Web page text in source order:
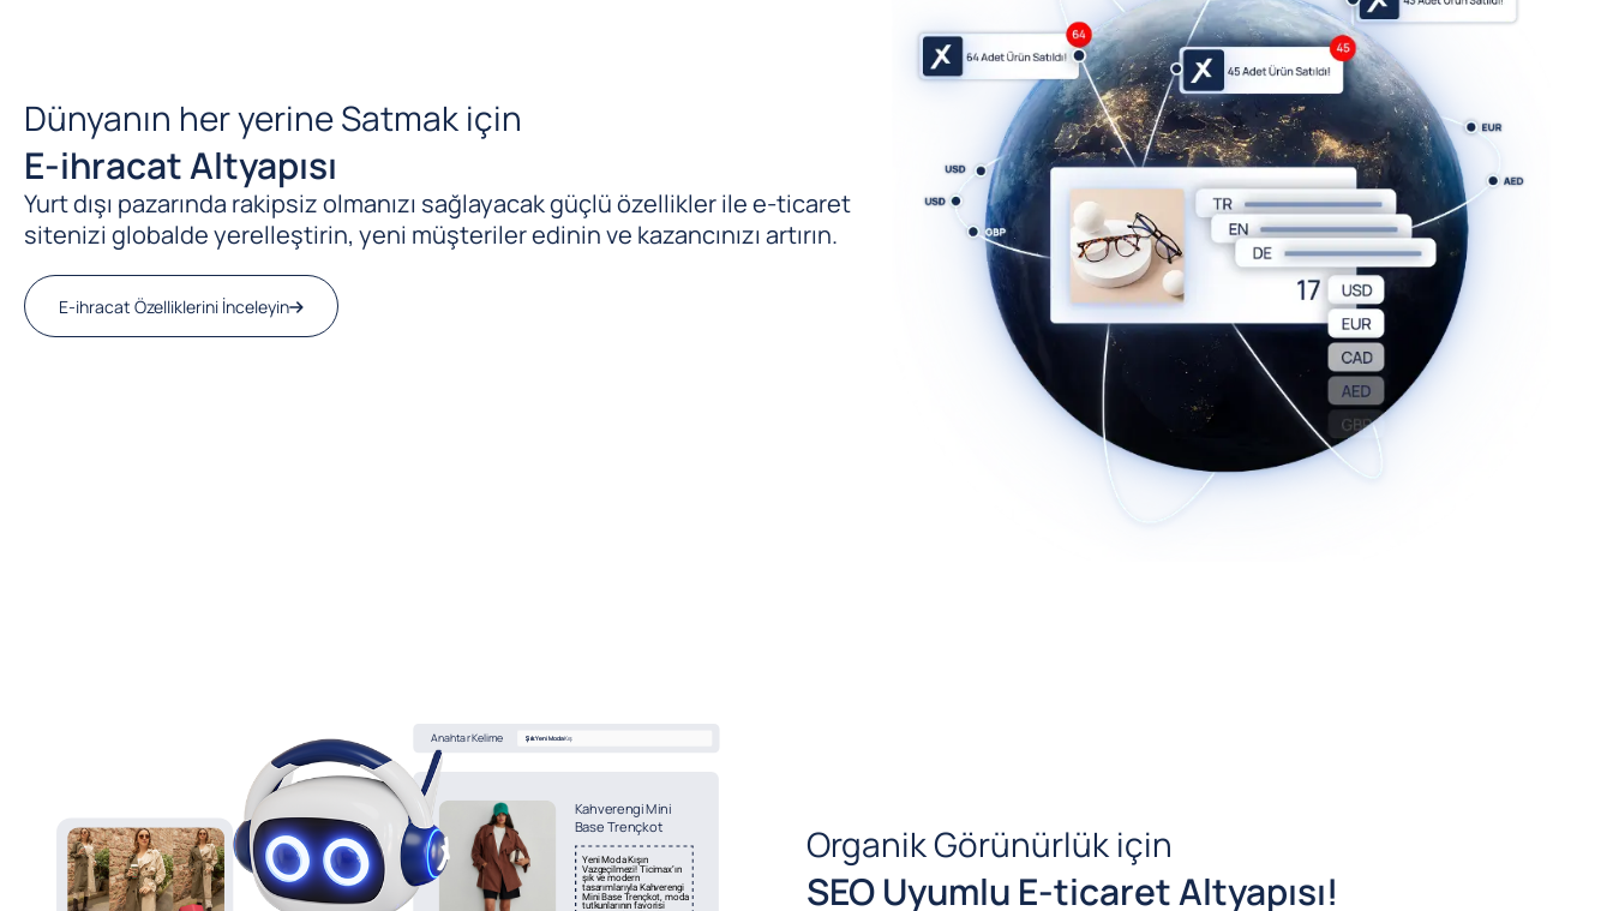
Dünyanın her yerine Satmak için
E-ihracat Altyapısı
Yurt dışı pazarında rakipsiz olmanızı sağlayacak güçlü özellikler ile e-ticaret
sitenizi globalde yerelleştirin, yeni müşteriler edinin ve kazancınızı artırın.
E-ihracat Özelliklerini İnceleyin
Organik Görünürlük için
SEO Uyumlu E-ticaret Altyapısı!